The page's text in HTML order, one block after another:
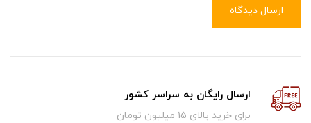
ارسال دیدگاه
ارسال رایگان به سراسر کشور
برای خرید بالای ۱5 میلیون تومان